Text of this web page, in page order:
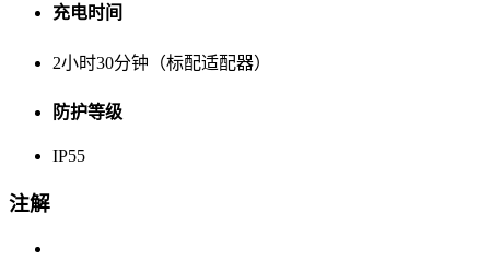
充电时间
2小时30分钟（标配适配器）
防护等级
IP55
注解